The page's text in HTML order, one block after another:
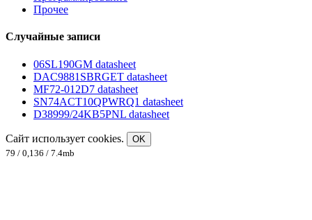
Прочее
Случайные записи
06SL190GM datasheet
DAC9881SBRGET datasheet
MF72-012D7 datasheet
SN74ACT10QPWRQ1 datasheet
D38999/24KB5PNL datasheet
Сайт использует cookies.
OK
79 / 0,136 / 7.4mb